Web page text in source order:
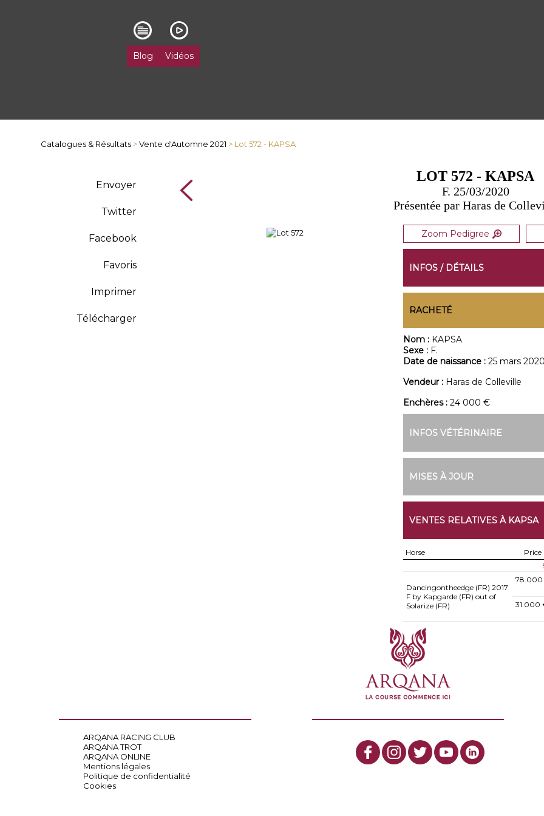
Blog Vidéos
Catalogues & Résultats >Vente d'Automne 2021 > Lot 572 - KAPSA
Envoyer
Twitter
Facebook
Favoris
Imprimer
Télécharger
LOT 572 - KAPSA
F. 25/03/2020
Présentée par Haras de
Zoom Pedigree
INFOS / DÉTAILS
RACHETÉ
Nom : KAPSA
Sexe : F.
Date de naissance : 25 mars
Vendeur : Haras de Colleville
Enchères : 24 000 €
INFOS VÉTÉRINAIRE
MISES À JOUR
VENTES RELATIVES À KAPSA
Horse
Price
Dancingontheedge (FR) 2017
F by Kapgarde (FR) out of
Solarize (FR)
31.000
ARQANA RACING CLUB
ARQANA TROT
ARQANA ONLINE
Mentions légales
Politique de confidentialité
Cookies